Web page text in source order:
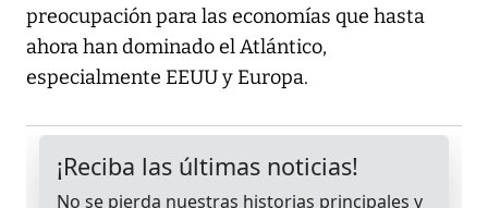
preocupación para las economías que hasta
ahora han dominado el Atlántico,
especialmente EEUU y Europa.